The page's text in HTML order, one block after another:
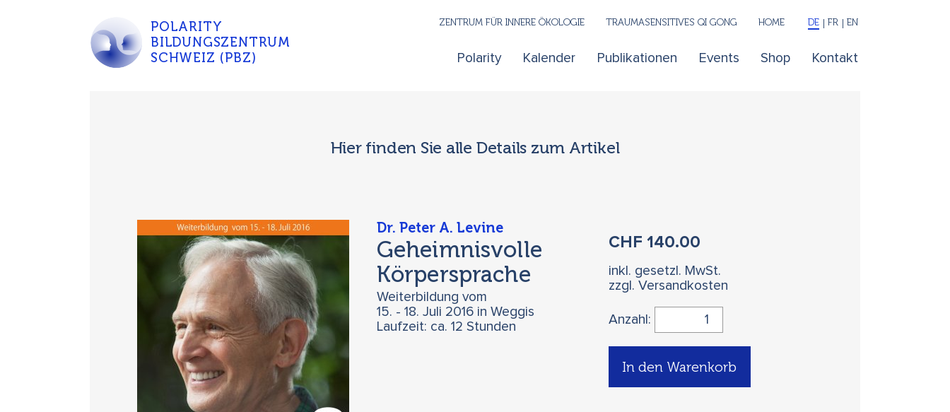
POLARITY
BILDUNGSZENTRUM
SCHWEIZ (PBZ)
Polarity Kalender Publikationen Events Shop Kontakt
ZENTRUM FÜR INNERE ÖKOLOGIE TRAUMASENSITIVES QI GONG HOME DE FR EN
Hier finden Sie alle Details zum Artikel
Dr. Peter A. Levine
Geheimnisvolle
Körpersprache
Weiterbildung vom
15. - 18. Juli 2016 in Weggis
Laufzeit: ca. 12 Stunden
CHF 140.00
inkl. gesetzl. MwSt.
zzgl. Versandkosten
Anzahl:
In den Warenkorb